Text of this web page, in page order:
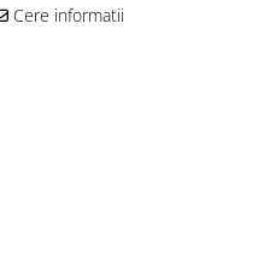
Cere informatii